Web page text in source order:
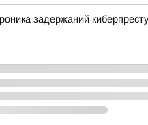
задержаний